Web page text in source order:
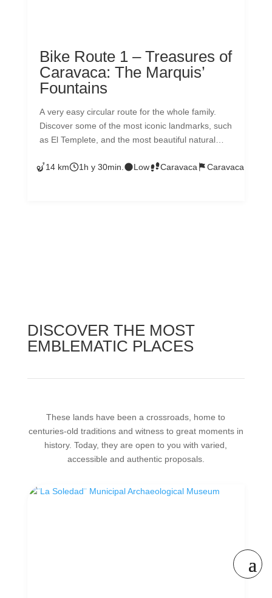
Bike Route 1 – Treasures of
Caravaca: The Marquis’
Fountains
A very easy circular route for the whole family.
Discover some of the most iconic landmarks, such
as El Templete, and the most beautiful natural
Marqués. The start and finish of our route will be
14 km 1h y 30min. Low Caravaca Caravaca
DISCOVER THE MOST
EMBLEMATIC PLACES
These lands have been a crossroads, home to
centuries-old traditions and witness to great moments in
history. Today, they are open to you with varied,
accessible and authentic proposals.